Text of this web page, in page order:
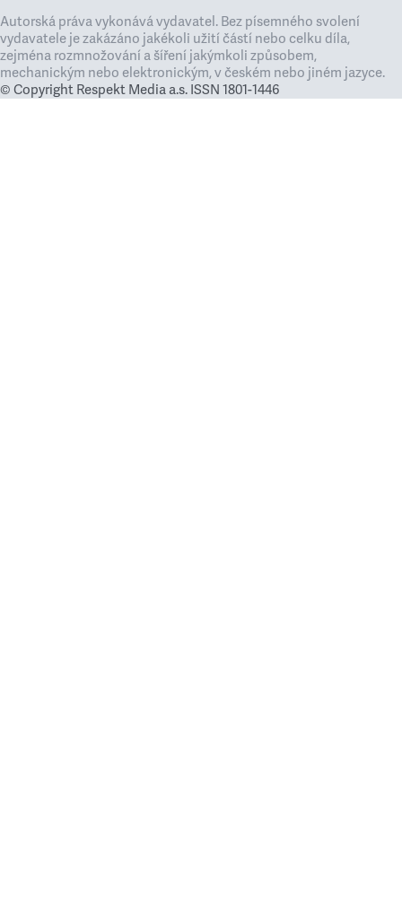
Autorská práva vykonává vydavatel. Bez písemného svolení
vydavatele je zakázáno jakékoli užití částí nebo celku díla,
zejména rozmnožování a šíření jakýmkoli způsobem,
mechanickým nebo elektronickým, v českém nebo jiném jazyce.
© Copyright Respekt Media a.s. ISSN 1801-1446